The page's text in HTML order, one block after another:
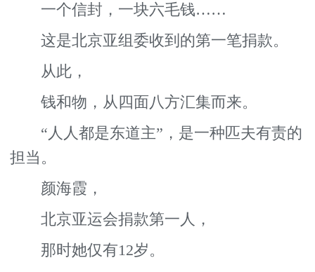
一个信封，一块六毛钱……
这是北京亚组委收到的第一笔捐款。
从此，
钱和物，从四面八方汇集而来。
“人人都是东道主”，是一种匹夫有责的
担当。
颜海霞，
北京亚运会捐款第一人，
那时她仅有12岁。